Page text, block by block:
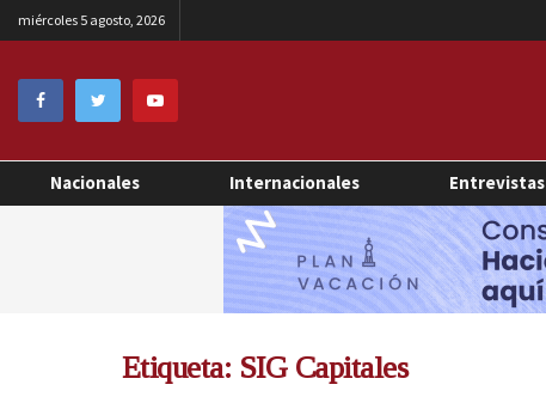
miércoles 5 agosto, 2026
Nacionales Internacionales Entrevistas
Etiqueta: SIG Capitales